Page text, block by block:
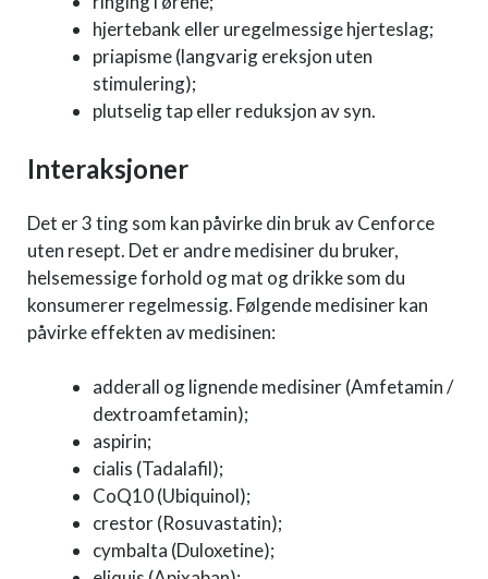
hjertebank eller uregelmessige hjerteslag;
priapisme (langvarig ereksjon uten
stimulering);
plutselig tap eller reduksjon av syn.
Interaksjoner
Det er 3 ting som kan påvirke din bruk av Cenforce
uten resept. Det er andre medisiner du bruker,
helsemessige forhold og mat og drikke som du
konsumerer regelmessig. Følgende medisiner kan
påvirke effekten av medisinen:
adderall og lignende medisiner (Amfetamin /
dextroamfetamin);
aspirin;
cialis (Tadalafil);
CoQ10 (Ubiquinol);
crestor (Rosuvastatin);
cymbalta (Duloxetine);